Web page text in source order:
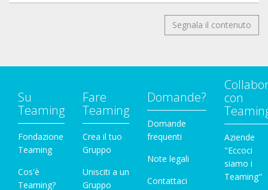
Segnala il contenuto
Su
Teaming
Fondazione
Teaming
Cos'è
Teaming?
Fare
Teaming
Crea il tuo
Gruppo
Unisciti a un
Gruppo
Domande?
Domande
frequenti
Note legali
Contattaci
con
Aziende
"Eccoci
siamo i
Teaming"